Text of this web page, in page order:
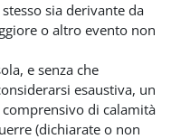
sia derivante da
o altro evento non
e senza che
esaustiva, un
comprensivo di calamità
(dichiarate o non